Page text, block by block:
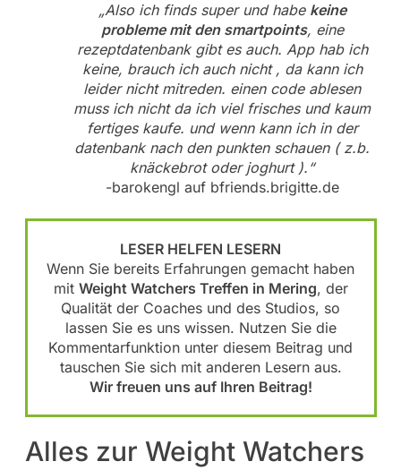
„Also ich finds super und habe keine
probleme mit den smartpoints, eine
rezeptdatenbank gibt es auch. App hab ich
keine, brauch ich auch nicht , da kann ich
leider nicht mitreden. einen code ablesen
muss ich nicht da ich viel frisches und kaum
fertiges kaufe. und wenn kann ich in der
datenbank nach den punkten schauen ( z.b.
knäckebrot oder joghurt ).“
-barokengl auf bfriends.brigitte.de
LESER HELFEN LESERN
Wenn Sie bereits Erfahrungen gemacht haben
mit Weight Watchers Treffen in Mering, der
Qualität der Coaches und des Studios, so
lassen Sie es uns wissen. Nutzen Sie die
Kommentarfunktion unter diesem Beitrag und
tauschen Sie sich mit anderen Lesern aus.
Wir freuen uns auf Ihren Beitrag!
Alles zur Weight Watchers